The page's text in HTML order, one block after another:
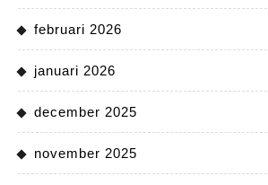
februari 2026
januari 2026
december 2025
november 2025